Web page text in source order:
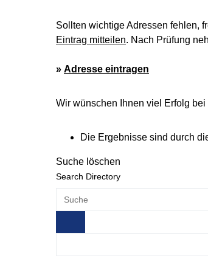
Sollten wichtige Adressen fehlen,
Eintrag mitteilen. Nach Prüfung
» Adresse eintragen
Wir wünschen Ihnen viel Erfolg bei
Die Ergebnisse sind durch
Suche löschen
Search Directory